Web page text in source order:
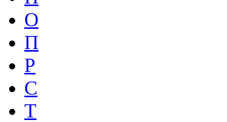
О
П
Р
С
Т